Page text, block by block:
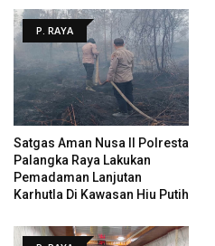
P. RAYA
Satgas Aman Nusa II Polresta
Palangka Raya Lakukan
Pemadaman Lanjutan
Karhutla Di Kawasan Hiu Putih